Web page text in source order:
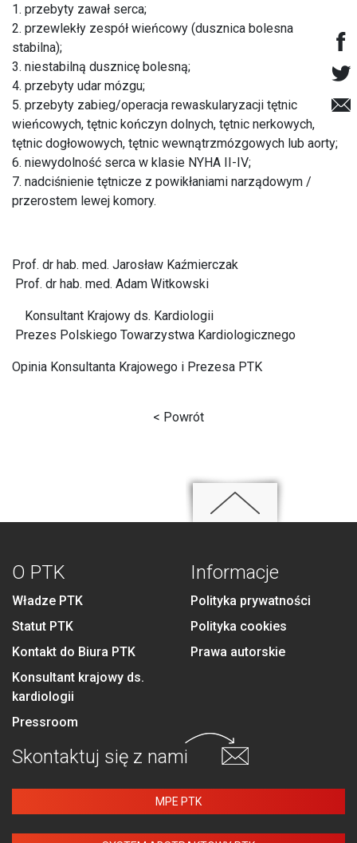
1. przebyty zawał serca;
2. przewlekły zespół wieńcowy (dusznica bolesna
stabilna);
3. niestabilną dusznicę bolesną;
4. przebyty udar mózgu;
5. przebyty zabieg/operacja rewaskularyzacji tętnic
wieńcowych, tętnic kończyn dolnych, tętnic nerkowych,
tętnic dogłowowych, tętnic wewnątrzmózgowych lub aorty;
6. niewydolność serca w klasie NYHA II-IV;
7. nadciśnienie tętnicze z powikłaniami narządowym /
przerostem lewej komory.
Prof. dr hab. med. Jarosław Kaźmierczak
Prof. dr hab. med. Adam Witkowski
Konsultant Krajowy ds. Kardiologii
Prezes Polskiego Towarzystwa Kardiologicznego
Opinia Konsultanta Krajowego i Prezesa PTK
< Powrót
O PTK
Władze PTK
Statut PTK
Kontakt do Biura PTK
Konsultant krajowy ds.
kardiologii
Pressroom
Informacje
Polityka prywatności
Polityka cookies
Prawa autorskie
Skontaktuj się z nami
MPE PTK